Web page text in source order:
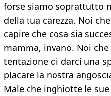
forse siamo soprattutto
della tua carezza. Noi
capire che cosa sia
mamma, invano. Noi
tentazione di darci una
placare la nostra
Male che inghiotte le